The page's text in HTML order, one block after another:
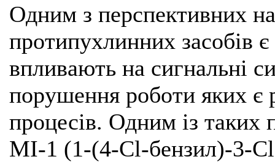
Одним з перспективних
протипухлинних засобів
впливають на сигнальні
порушення роботи яких є
процесів. Одним із таких
МІ-1 (1-(4-Cl-бензил)-3-